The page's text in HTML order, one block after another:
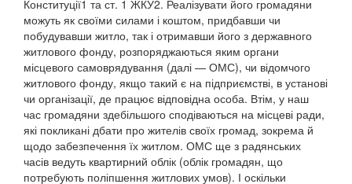
Конституції1 та ст. 1 ЖКУ2. Реалізувати його громадяни
можуть як своїми силами і коштом, придбавши чи
побудувавши житло, так і отримавши його з державного
житлового фонду, розпоряджаються яким органи
місцевого самоврядування (далі — ОМС), чи відомчого
житлового фонду, якщо такий є на підприємстві, в установі
чи організації, де працює відповідна особа. Втім, у наш
час громадяни здебільшого сподіваються на місцеві ради,
які покликані дбати про жителів своїх громад, зокрема й
щодо забезпечення їх житлом. ОМС ще з радянських
часів ведуть квартирний облік (облік громадян, що
потребують поліпшення житлових умов). І оскільки